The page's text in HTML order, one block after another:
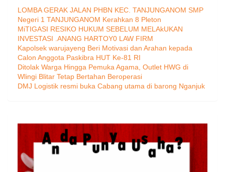
LOMBA GERAK JALAN PHBN KEC. TANJUNGANOM SMP
Negeri 1 TANJUNGANOM Kerahkan 8 Pleton
MiTIGASI RESIKO HUKUM SEBELUM MELAkUKAN
INVESTASI .ANANG HARTOY0 LAW FIRM
Kapolsek warujayeng Beri Motivasi dan Arahan kepada
Calon Anggota Paskibra HUT Ke-81 RI
Ditolak Warga Hingga Pemuka Agama, Outlet HWG di
Wlingi Blitar Tetap Bertahan Beroperasi
DMJ Logistik resmi buka Cabang utama di barong Nganjuk